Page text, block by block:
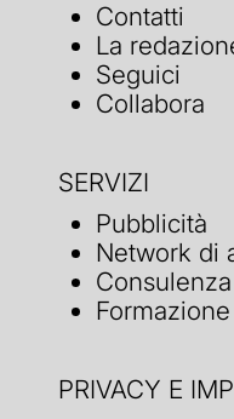
Contatti
La
Seguici
Collabora
SERVIZI
Pubblicità
Network di
PRIVACY E